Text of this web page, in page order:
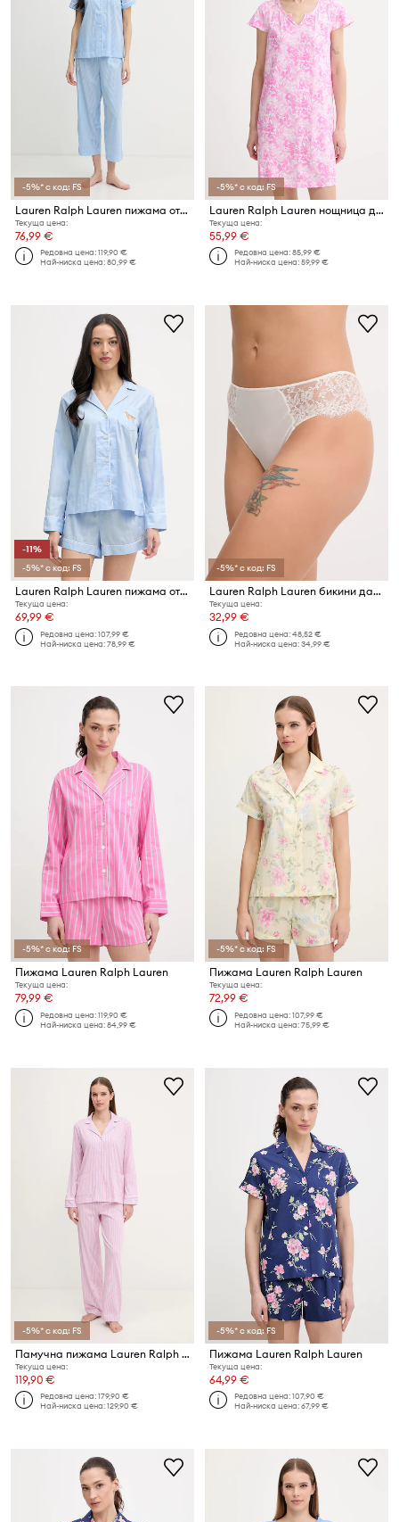
-5%* с код: FS
Lauren Ralph Lauren пижама от две части дамска с памук
Текуща цена:
76,99 €
Редовна цена:119,90 €
Най-ниска цена:80,99 €
-5%* с код: FS
Lauren Ralph Lauren нощница дамски с вискоза
Текуща цена:
55,99 €
Редовна цена:85,99 €
Най-ниска цена:59,99 €
-11%
-5%* с код: FS
Lauren Ralph Lauren пижама от две части дамска от памук
Текуща цена:
69,99 €
Редовна цена:107,99 €
Най-ниска цена:78,99 €
-5%* с код: FS
Lauren Ralph Lauren бикини дамски
Текуща цена:
32,99 €
Редовна цена:48,52 €
Най-ниска цена:34,99 €
-5%* с код: FS
Пижама Lauren Ralph Lauren
Текуща цена:
79,99 €
Редовна цена:119,90 €
Най-ниска цена:84,99 €
-5%* с код: FS
Пижама Lauren Ralph Lauren
Текуща цена:
72,99 €
Редовна цена:107,99 €
Най-ниска цена:75,99 €
-5%* с код: FS
Памучна пижама Lauren Ralph Lauren
Текуща цена:
119,90 €
Редовна цена:179,90 €
Най-ниска цена:129,90 €
-5%* с код: FS
Пижама Lauren Ralph Lauren
Текуща цена:
64,99 €
Редовна цена:107,90 €
Най-ниска цена:67,99 €